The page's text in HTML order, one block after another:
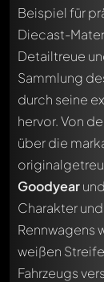
Beispiel für
Diecast-
Detailtreue
Sammlung
durch seine
hervor. Von
über die
Goodyear
Charakter
Rennwagens
weißen
Fahrzeugs